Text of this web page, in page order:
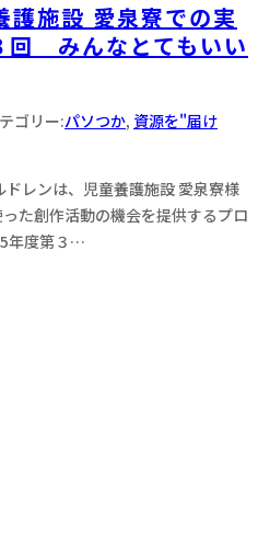
護施設 愛泉寮での実
回 みんなとてもいい
ゴリー:パソつか, 資源を"届け
レンは、児童養護施設 愛泉寮様
た創作活動の機会を提供するプロ
年度第３…